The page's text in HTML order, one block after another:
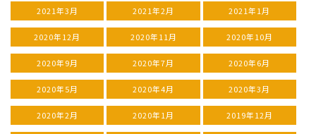
2021年3月 2021年2月 2021年1月
2020年12月 2020年11月 2020年10月
2020年9月 2020年7月 2020年6月
2020年5月 2020年4月 2020年3月
2020年2月 2020年1月 2019年12月